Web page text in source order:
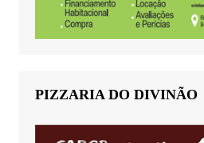
PIZZARIA DO DIVINÃO